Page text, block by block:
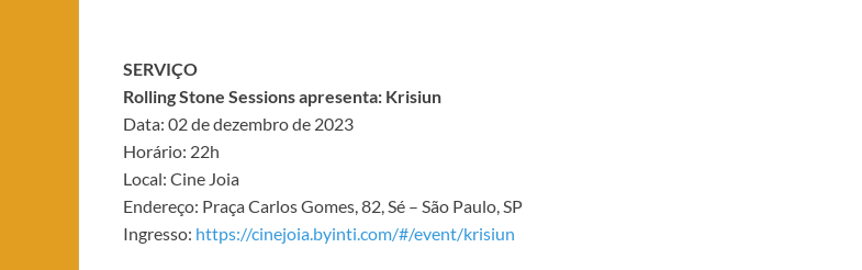
SERVIÇO
Rolling Stone Sessions apresenta: Krisiun
Data: 02 de dezembro de 2023
Horário: 22h
Local: Cine Joia
Endereço: Praça Carlos Gomes, 82, Sé – São Paulo, SP
Ingresso: https://cinejoia.byinti.com/#/event/krisiun